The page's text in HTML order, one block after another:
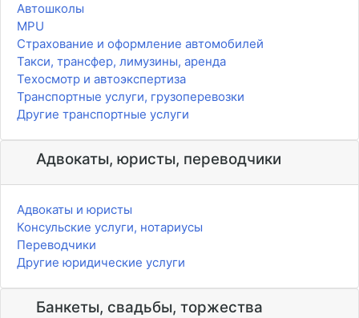
Автошколы
MPU
Страхование и оформление автомобилей
Такси, трансфер, лимузины, аренда
Техосмотр и автоэкспертиза
Транспортные услуги, грузоперевозки
Другие транспортные услуги
Адвокаты, юристы, переводчики
Адвокаты и юристы
Консульские услуги, нотариусы
Переводчики
Другие юридические услуги
Банкеты, свадьбы, торжества